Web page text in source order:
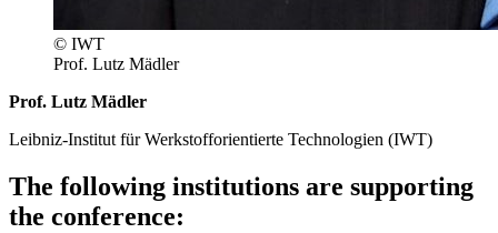
© IWT
Prof. Lutz Mädler
Prof. Lutz Mädler
Leibniz-Institut für Werkstofforientierte Technologien (IWT)
The following institutions are supporting
the conference: